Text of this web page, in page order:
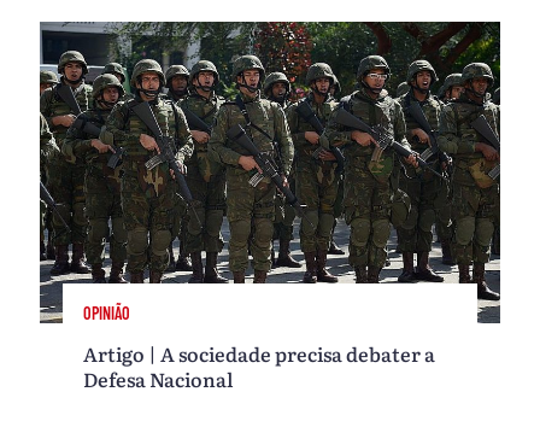
OPINIÃO
Artigo | A sociedade precisa debater a
Defesa Nacional